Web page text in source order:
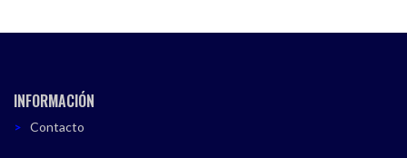
INFORMACIÓN
Contacto